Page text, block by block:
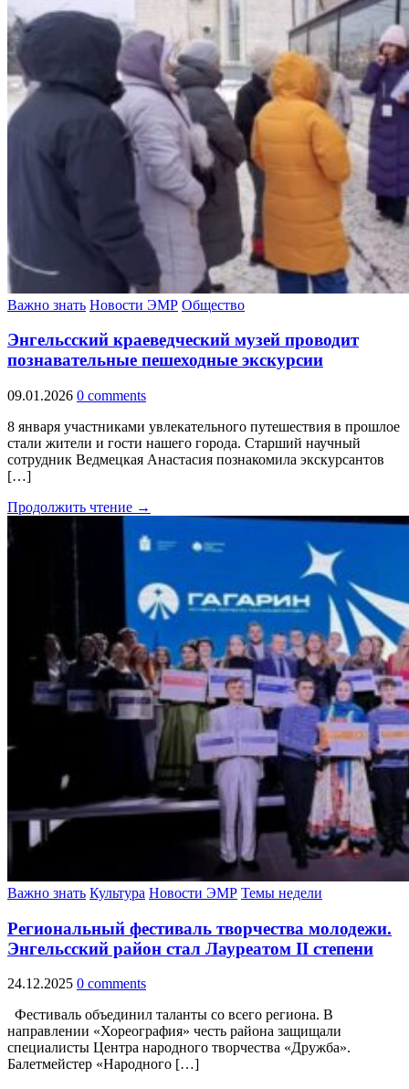
Важно знать Новости ЭМР Общество
Энгельсский краеведческий музей проводит
познавательные пешеходные экскурсии
09.01.2026 0 comments
8 января участниками увлекательного путешествия в прошлое
стали жители и гости нашего города. Старший научный
сотрудник Ведмецкая Анастасия познакомила экскурсантов
[…]
Продолжить чтение →
Важно знать Культура Новости ЭМР Темы недели
Региональный фестиваль творчества молодежи.
Энгельсский район стал Лауреатом II степени
24.12.2025 0 comments
Фестиваль объединил таланты со всего региона. В
направлении «Хореография» честь района защищали
специалисты Центра народного творчества «Дружба».
Балетмейстер «Народного […]